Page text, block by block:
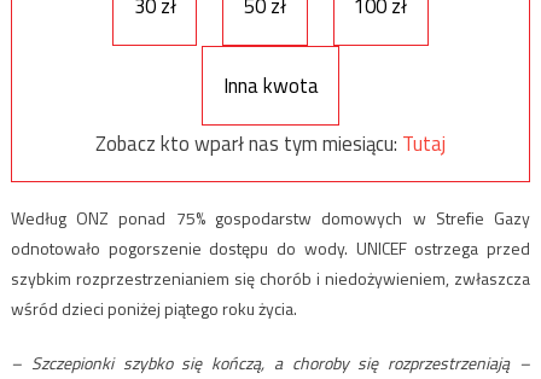
Inna kwota
Zobacz kto wparł nas tym miesiącu: Tutaj
Według ONZ ponad 75% gospodarstw domowych w Strefie Gazy
odnotowało pogorszenie dostępu do wody. UNICEF ostrzega przed
szybkim rozprzestrzenianiem się chorób i niedożywieniem, zwłaszcza
wśród dzieci poniżej piątego roku życia.
– Szczepionki szybko się kończą, a choroby się rozprzestrzeniają –